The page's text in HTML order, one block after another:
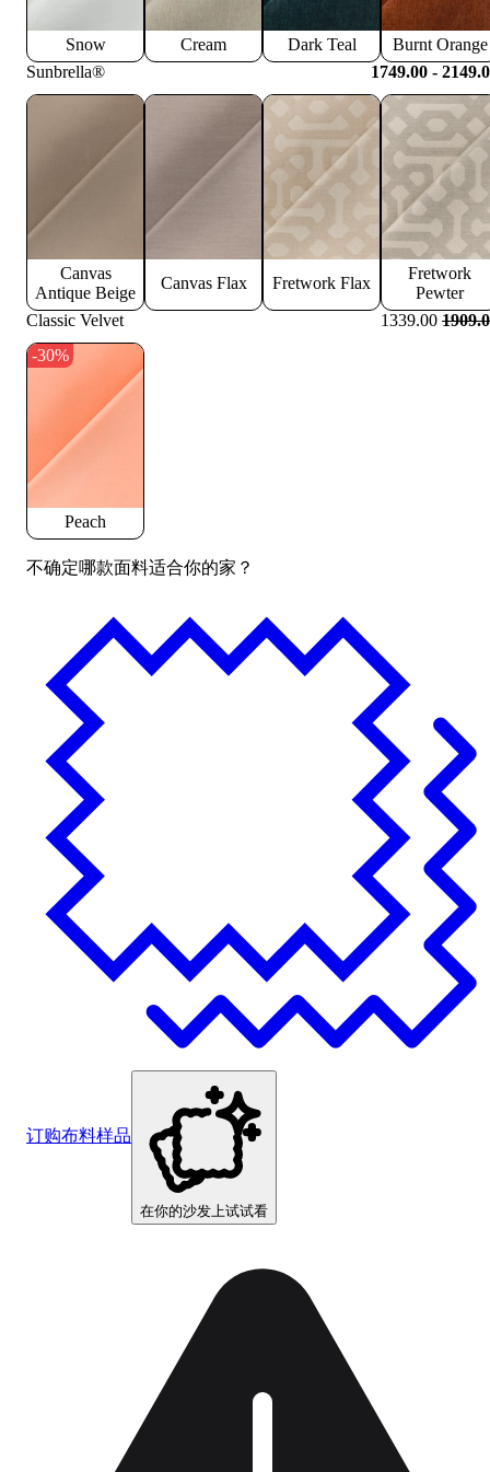
Snow Cream Dark Teal
Burnt Orange
Sunbrella®
1749.00 -
Canvas
Antique Beige
Canvas Flax Fretwork Flax
Fretwork
Pewter
Classic Velvet
1339.00
-30%
Peach
不确定哪款面料适合你的家？
订购布料样品
在你的沙发上试试看